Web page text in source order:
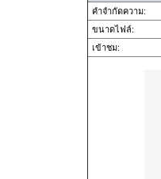
คำจำกัดความ:
ขนาดไฟล์:
เข้าชม: